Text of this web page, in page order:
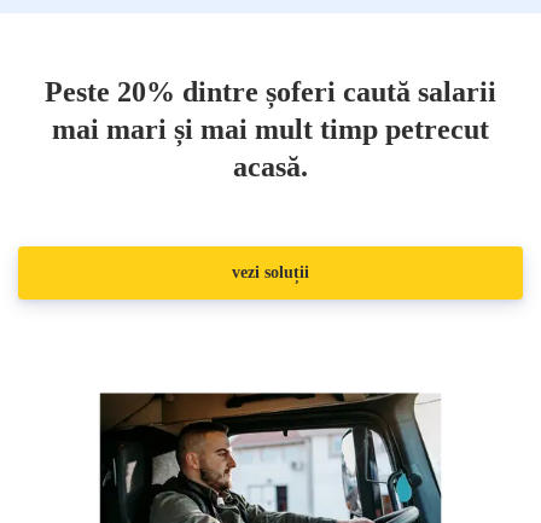
Peste 20% dintre șoferi caută salarii
mai mari și mai mult timp petrecut
acasă.
vezi soluții